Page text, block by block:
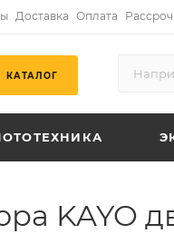
Доставка Оплата
КАТАЛОГ
KAYO